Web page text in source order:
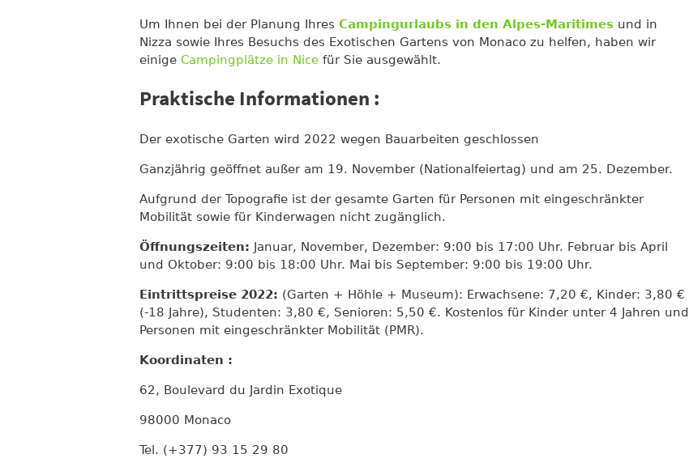
Um Ihnen bei der Planung Ihres Campingurlaubs in den Alpes-Maritimes und in
Nizza sowie Ihres Besuchs des Exotischen Gartens von Monaco zu helfen, haben wir
einige Campingplätze in Nice für Sie ausgewählt.
Praktische Informationen :
Der exotische Garten wird 2022 wegen Bauarbeiten geschlossen
Ganzjährig geöffnet außer am 19. November (Nationalfeiertag) und am 25. Dezember.
Aufgrund der Topografie ist der gesamte Garten für Personen mit eingeschränkter
Mobilität sowie für Kinderwagen nicht zugänglich.
Öffnungszeiten: Januar, November, Dezember: 9:00 bis 17:00 Uhr. Februar bis April
und Oktober: 9:00 bis 18:00 Uhr. Mai bis September: 9:00 bis 19:00 Uhr.
Eintrittspreise 2022: (Garten + Höhle + Museum): Erwachsene: 7,20 €, Kinder: 3,80 €
(-18 Jahre), Studenten: 3,80 €, Senioren: 5,50 €. Kostenlos für Kinder unter 4 Jahren und
Personen mit eingeschränkter Mobilität (PMR).
Koordinaten :
62, Boulevard du Jardin Exotique
98000 Monaco
Tel. (+377) 93 15 29 80